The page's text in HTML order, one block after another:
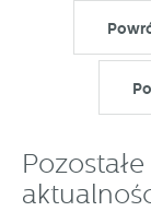
Pozostałe